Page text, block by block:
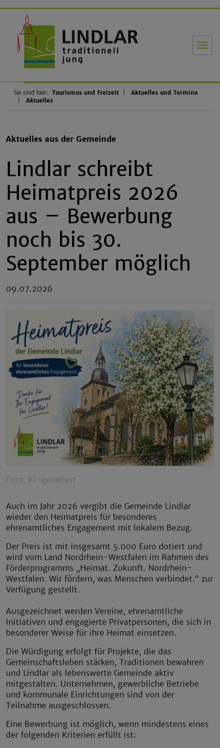
Sie sind hier: Tourismus und Freizeit
Aktuelles und Termine
Aktuelles
Aktuelles aus der Gemeinde
Lindlar schreibt
Heimatpreis 2026
aus – Bewerbung
noch bis 30.
September möglich
09.07.2026
Foto: KI-generiert
Auch im Jahr 2026 vergibt die Gemeinde Lindlar
wieder den Heimatpreis für besonderes
ehrenamtliches Engagement mit lokalem Bezug.
Der Preis ist mit insgesamt 5.000 Euro dotiert und
wird vom Land Nordrhein-Westfalen im Rahmen des
Förderprogramms „Heimat. Zukunft. Nordrhein-
Westfalen. Wir fördern, was Menschen verbindet.“ zur
Verfügung gestellt.
Ausgezeichnet werden Vereine, ehrenamtliche
Initiativen und engagierte Privatpersonen, die sich in
besonderer Weise für ihre Heimat einsetzen.
Die Würdigung erfolgt für Projekte, die das
Gemeinschaftsleben stärken, Traditionen bewahren
und Lindlar als lebenswerte Gemeinde aktiv
mitgestalten. Unternehmen, gewerbliche Betriebe
und kommunale Einrichtungen sind von der
Teilnahme ausgeschlossen.
Eine Bewerbung ist möglich, wenn mindestens eines
der folgenden Kriterien erfüllt ist: